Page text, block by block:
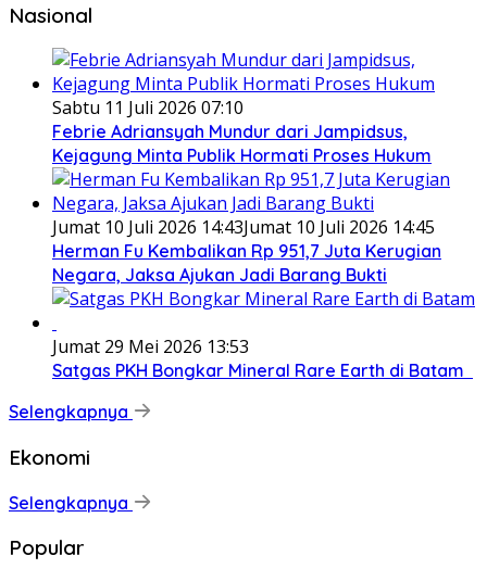
Nasional
Sabtu 11 Juli 2026 07:10
Febrie Adriansyah Mundur dari Jampidsus,
Kejagung Minta Publik Hormati Proses Hukum
Jumat 10 Juli 2026 14:43Jumat 10 Juli 2026 14:45
Herman Fu Kembalikan Rp 951,7 Juta Kerugian
Negara, Jaksa Ajukan Jadi Barang Bukti
Jumat 29 Mei 2026 13:53
Satgas PKH Bongkar Mineral Rare Earth di Batam
Selengkapnya
Ekonomi
Selengkapnya
Popular